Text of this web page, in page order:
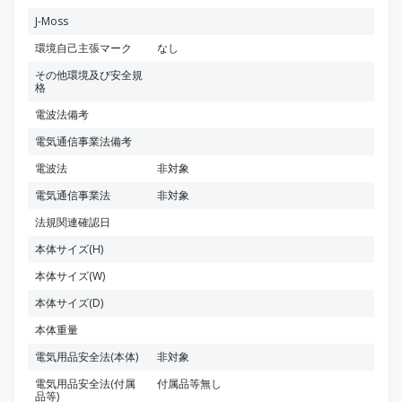
J-Moss
環境自己主張マーク
なし
その他環境及び安全規
格
電波法備考
電気通信事業法備考
電波法
非対象
電気通信事業法
非対象
法規関連確認日
本体サイズ(H)
本体サイズ(W)
本体サイズ(D)
本体重量
電気用品安全法(本体)
非対象
電気用品安全法(付属
品等)
付属品等無し